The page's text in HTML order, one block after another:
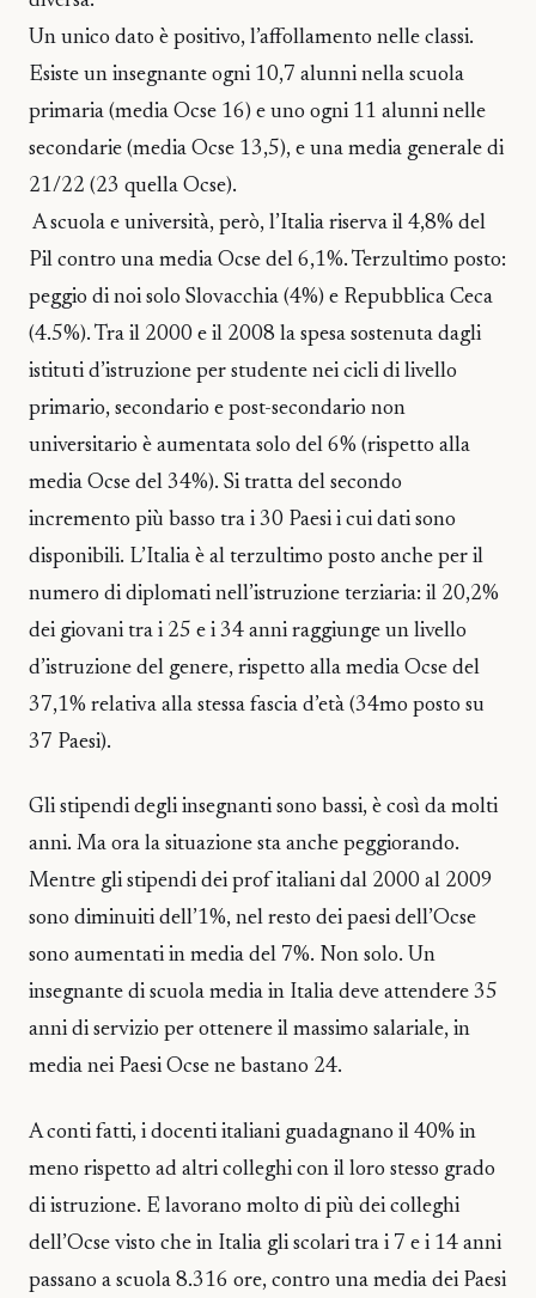
Un unico dato è positivo, l’affollamento nelle classi.
Esiste un insegnante ogni 10,7 alunni nella scuola
primaria (media Ocse 16) e uno ogni 11 alunni nelle
secondarie (media Ocse 13,5), e una media generale di
21/22 (23 quella Ocse).
A scuola e università, però, l’Italia riserva il 4,8% del
Pil contro una media Ocse del 6,1%. Terzultimo posto:
peggio di noi solo Slovacchia (4%) e Repubblica Ceca
(4.5%). Tra il 2000 e il 2008 la spesa sostenuta dagli
istituti d’istruzione per studente nei cicli di livello
primario, secondario e post-secondario non
universitario è aumentata solo del 6% (rispetto alla
media Ocse del 34%). Si tratta del secondo
incremento più basso tra i 30 Paesi i cui dati sono
disponibili. L’Italia è al terzultimo posto anche per il
numero di diplomati nell’istruzione terziaria: il 20,2%
dei giovani tra i 25 e i 34 anni raggiunge un livello
d’istruzione del genere, rispetto alla media Ocse del
37,1% relativa alla stessa fascia d’età (34mo posto su
37 Paesi).
Gli stipendi degli insegnanti sono bassi, è così da molti
anni. Ma ora la situazione sta anche peggiorando.
Mentre gli stipendi dei prof italiani dal 2000 al 2009
sono diminuiti dell’1%, nel resto dei paesi dell’Ocse
sono aumentati in media del 7%. Non solo. Un
insegnante di scuola media in Italia deve attendere 35
anni di servizio per ottenere il massimo salariale, in
media nei Paesi Ocse ne bastano 24.
A conti fatti, i docenti italiani guadagnano il 40% in
meno rispetto ad altri colleghi con il loro stesso grado
di istruzione. E lavorano molto di più dei colleghi
dell’Ocse visto che in Italia gli scolari tra i 7 e i 14 anni
passano a scuola 8.316 ore, contro una media dei Paesi